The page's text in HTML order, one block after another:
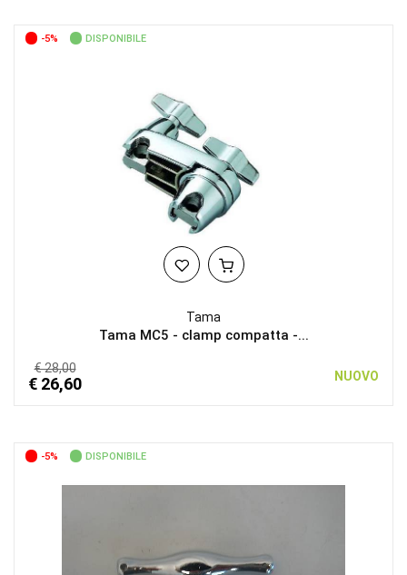
-5% DISPONIBILE
Tama
Tama MC5 - clamp compatta -...
€ 28,00
€ 26,60 NUOVO
-5% DISPONIBILE